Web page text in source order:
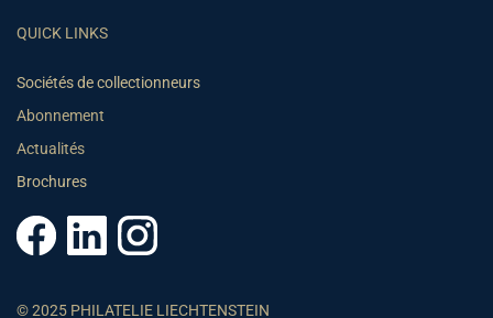
QUICK LINKS
Sociétés de collectionneurs
Abonnement
Actualités
Brochures
© 2025 PHILATELIE LIECHTENSTEIN